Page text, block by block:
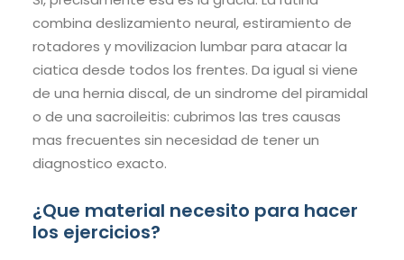
combina deslizamiento neural, estiramiento de
rotadores y movilizacion lumbar para atacar la
ciatica desde todos los frentes. Da igual si viene
de una hernia discal, de un sindrome del piramidal
o de una sacroileitis: cubrimos las tres causas
mas frecuentes sin necesidad de tener un
diagnostico exacto.
¿Que material necesito para hacer
los ejercicios?